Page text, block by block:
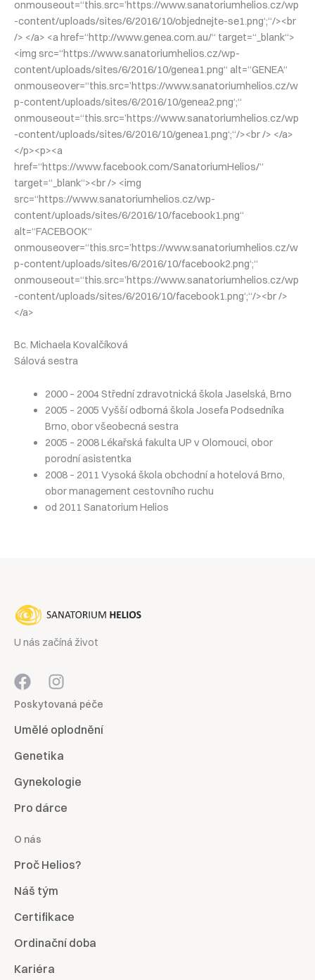
onmouseout=“this.src=’https://www.sanatoriumhelios.cz/wp
-content/uploads/sites/6/2016/10/objednejte-se1.png‘;“/><br
/> </a> <a href=“http://www.genea.com.au/“ target=“_blank“>
<img src=“https://www.sanatoriumhelios.cz/wp-
content/uploads/sites/6/2016/10/genea1.png“ alt=“GENEA“
onmouseover=“this.src=’https://www.sanatoriumhelios.cz/w
p-content/uploads/sites/6/2016/10/genea2.png‘;“
onmouseout=“this.src=’https://www.sanatoriumhelios.cz/wp
-content/uploads/sites/6/2016/10/genea1.png‘;“/><br /> </a>
</p><p><a
href=“https://www.facebook.com/SanatoriumHelios/“
target=“_blank“><br /> <img
src=“https://www.sanatoriumhelios.cz/wp-
content/uploads/sites/6/2016/10/facebook1.png“
alt=“FACEBOOK“
onmouseover=“this.src=’https://www.sanatoriumhelios.cz/w
p-content/uploads/sites/6/2016/10/facebook2.png‘;“
onmouseout=“this.src=’https://www.sanatoriumhelios.cz/wp
-content/uploads/sites/6/2016/10/facebook1.png‘;“/><br />
</a>
Bc. Michaela Kovalčíková
Sálová sestra
2000 – 2004 Střední zdravotnická škola Jaselská, Brno
2005 – 2005 Vyšší odborná škola Josefa Podsedníka
Brno, obor všeobecná sestra
2005 – 2008 Lékařská fakulta UP v Olomouci, obor
porodní asistentka
2008 – 2011 Vysoká škola obchodní a hotelová Brno,
obor management cestovního ruchu
od 2011 Sanatorium Helios
U nás začíná život
Poskytovaná péče
Umělé oplodnění
Genetika
Gynekologie
Pro dárce
O nás
Proč Helios?
Náš tým
Certifikace
Ordinační doba
Kariéra